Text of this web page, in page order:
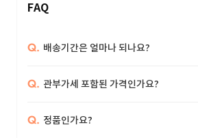
FAQ
Q. 배송기간은 얼마나 되나요?
Q. 관부가세 포함된 가격인가요?
Q. 정품인가요?